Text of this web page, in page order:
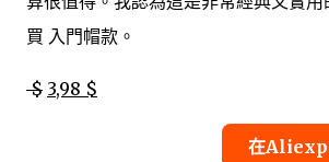
買 入門帽款。
$ 3,98 $
在